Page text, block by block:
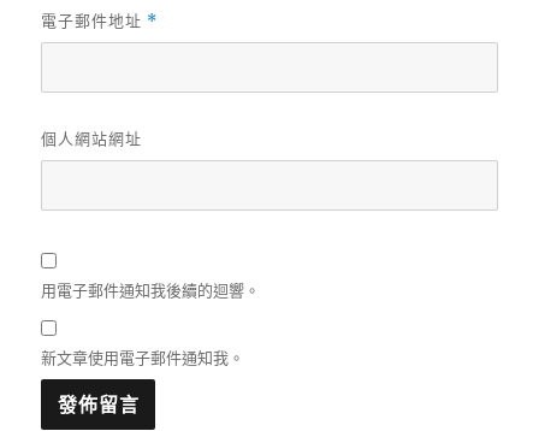
電子郵件地址 *
個人網站網址
用電子郵件通知我後續的迴響。
新文章使用電子郵件通知我。